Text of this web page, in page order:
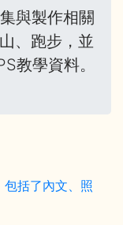
與製作相關
、跑步，並
教學資料。
包括了內文、照